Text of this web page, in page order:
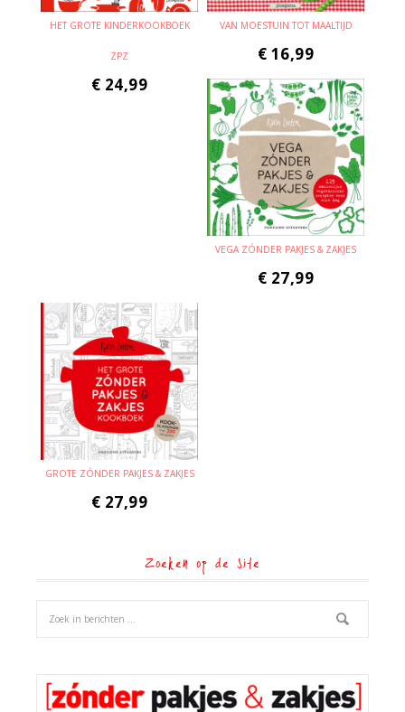
HET GROTE KINDERKOOKBOEK
ZPZ
€ 24,99
VAN MOESTUIN TOT MAALTIJD
€ 16,99
VEGA ZÓNDER PAKJES & ZAKJES
€ 27,99
GROTE ZÓNDER PAKJES & ZAKJES
€ 27,99
Zoeken op de site